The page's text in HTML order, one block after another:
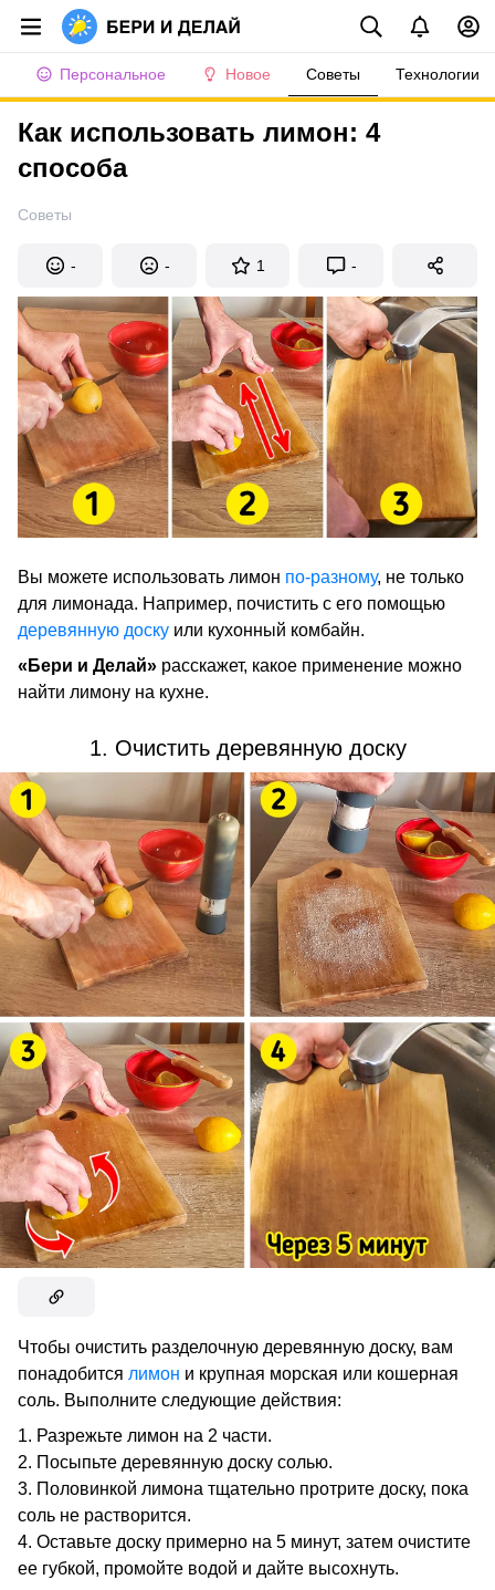
Персональное Новое Советы Технологии
Как использовать лимон: 4
способа
Советы
- - 1 -
Вы можете использовать лимон по-разному, не только
для лимонада. Например, почистить с его помощью
деревянную доску или кухонный комбайн.
«Бери и Делай» расскажет, какое применение можно
найти лимону на кухне.
1. Очистить деревянную доску
Чтобы очистить разделочную деревянную доску, вам
понадобится лимон и крупная морская или кошерная
соль. Выполните следующие действия:
Разрежьте лимон на 2 части.
Посыпьте деревянную доску солью.
Половинкой лимона тщательно протрите доску, пока
соль не растворится.
Оставьте доску примерно на 5 минут, затем очистите
ее губкой, промойте водой и дайте высохнуть.